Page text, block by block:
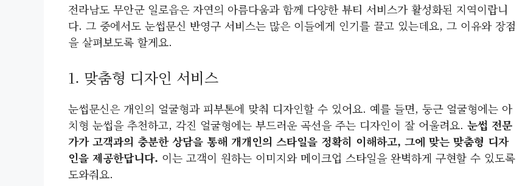
전라남도 무안군 일로읍은 자연의 아름다움과 함께 다양한 뷰티 서비스가 활성화된 지역이랍니
다. 그 중에서도 눈썹문신 반영구 서비스는 많은 이들에게 인기를 끌고 있는데요, 그 이유와 장점
을 살펴보도록 할게요.
1. 맞춤형 디자인 서비스
눈썹문신은 개인의 얼굴형과 피부톤에 맞춰 디자인할 수 있어요. 예를 들면, 둥근 얼굴형에는 아
치형 눈썹을 추천하고, 각진 얼굴형에는 부드러운 곡선을 주는 디자인이 잘 어울려요. 눈썹 전문
가가 고객과의 충분한 상담을 통해 개개인의 스타일을 정확히 이해하고, 그에 맞는 맞춤형 디자
인을 제공한답니다. 이는 고객이 원하는 이미지와 메이크업 스타일을 완벽하게 구현할 수 있도록
도와줘요.